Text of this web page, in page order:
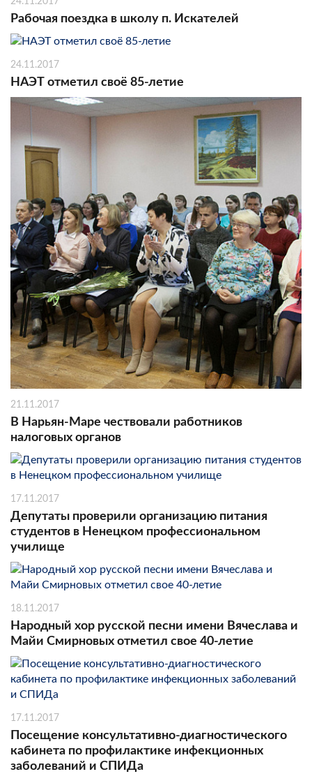
Рабочая поездка в школу п. Искателей
24.11.2017
НАЭТ отметил своё 85-летие
21.11.2017
В Нарьян-Маре чествовали работников
налоговых органов
17.11.2017
Депутаты проверили организацию питания
студентов в Ненецком профессиональном
училище
18.11.2017
Народный хор русской песни имени Вячеслава и
Майи Смирновых отметил свое 40-летие
17.11.2017
Посещение консультативно-диагностического
кабинета по профилактике инфекционных
заболеваний и СПИДа